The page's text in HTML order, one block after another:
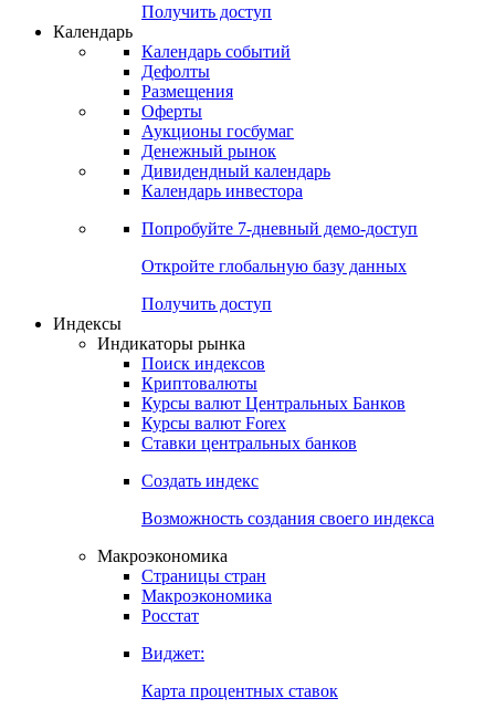
Получить доступ
Календарь
Календарь событий
Дефолты
Размещения
Оферты
Аукционы госбумаг
Денежный рынок
Дивидендный календарь
Календарь инвестора
Попробуйте 7-дневный демо-доступ
Откройте глобальную базу данных
Получить доступ
Индексы
Индикаторы рынка
Поиск индексов
Криптовалюты
Курсы валют Центральных Банков
Курсы валют Forex
Ставки центральных банков
Создать индекс
Возможность создания своего индекса
Макроэкономика
Страницы стран
Макроэкономика
Росстат
Виджет:
Карта процентных ставок